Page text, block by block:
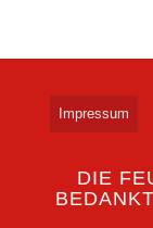
Impressum
DIE